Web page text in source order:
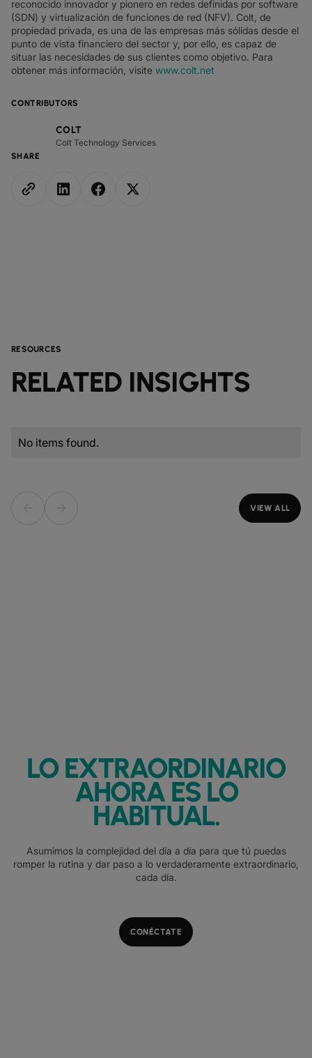
CONTRIBUTORS
COLT
Colt Technology Services
SHARE
reconocido innovador y pionero en redes definidas por software
(SDN) y virtualización de funciones de red (NFV). Colt, de
propiedad privada, es una de las empresas más sólidas desde el
punto de vista financiero del sector y, por ello, es capaz de
situar las necesidades de sus clientes como objetivo. Para
obtener más información, visite www.colt.net
RESOURCES
RELATED INSIGHTS
No items found.
VIEW ALL
LO EXTRAORDINARIO
AHORA ES LO
HABITUAL.
Asumimos la complejidad del día a día para que tú puedas
romper la rutina y dar paso a lo verdaderamente extraordinario,
cada día.
CONÉCTATE